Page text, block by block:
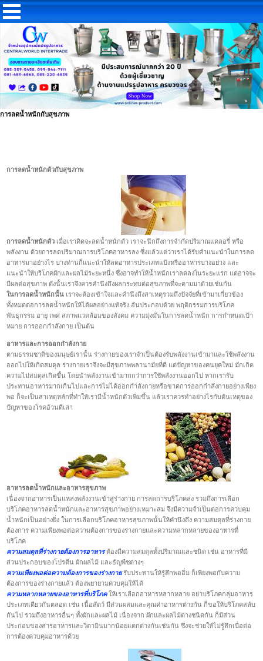
การลดน้ำหนักกับสุขภาพ
การลดน้ำหนักตัวกับสุขภาพ
การลดน้ำหนักตัว เมื่อเราคิดจะลดน้ำหนักตัว เราจะนึกถึงการจำกัดปริมาณแคลอรี่ หรือ
พลังงาน ด้วยการลดปริมาณการบริโภคอาหารลง ซึ่งแล้วแต่ว่าเราได้รับคำแนะนำในการลด
อาหารมาอย่างไร บางท่านก็แนะนำให้ลดอาหารประเภทแป้งหรืออาหารบางอย่าง และ
แนะนำให้บริโภคผักและผลไม้ระยะหนึ่ง ซึ่งอาจทำให้น้ำหนักเราลดลงในระยะแรก แต่อาจจะ
มีผลต่อสุขภาพ ดังนั้นเราจึงควรคำนึงถึงผลกระทบต่อสุขภาพที่จะตามมาด้วยเช่นกัน
ในการลดน้ำหนักนั้น เราจะต้องเข้าใจและคำนึงถึงสาเหตุรวมถึงปัจจัยที่เข้ามาเกี่ยวข้อง
ทั้งหมดต่อการลดน้ำหนักให้ได้ผลอย่างแท้จริง อันประกอบด้วย พฤติกรรมการบริโภค
พันธุกรรม อายุ เพศ สภาพแวดล้อมของสังคม ความมุ่งมั่นในการลดน้ำหนัก การกำหนดเป้า
หมาย การออกกำลังกาย เป็นต้น
อาหารและการออกกำลังกาย
ตามธรรมชาติของมนุษย์เรานั้น ร่างกายของเราจำเป็นต้องรับพลังงานเข้ามาและใช้พลังงาน
ออกไปให้เกิดสมดุล ร่างกายเราจึงจะมีสุขภาพพลานามัยที่ดี แต่ปัญหาของคนยุคใหม่ มักเกิด
ความไม่สมดุลเกิดขึ้น โดยนำพลังงานเข้ามากกว่าการใช้พลังงานออกไป หากเรารับ
ประทานอาหารมากเกินไปและการไม่ได้ออกกำลังกายหรือขาดการออกกำลังกายอย่างเพียง
พอ ก็จะเป็นสาเหตุหลักที่ทำให้เรามีน้ำหนักตัวเพิ่มขึ้น แล้วเราควรทำอย่างไรกับต้นเหตุของ
ปัญหาของโรคอ้วนดีเล่า
อาหารลดน้ำหนักและอาหารสุขภาพ
เนื่องจากอาหารเป็นแหล่งพลังงานเข้าสู่ร่างกาย การลดการบริโภคลง รวมถึงการเลือก
บริโภคอาหารลดน้ำหนักและอาหารสุขภาพอย่างเหมาะสม จึงมีความจำเป็นต่อการควบคุม
น้ำหนักเป็นอย่างยิ่ง ในการเลือกบริโภคอาหารสุขภาพนั้นให้คำนึงถึง ความสมดุลที่ร่างกาย
ต้องการ ความเพียงพอต่อความต้องการของร่างกายและความหลากหลายของอาหารที่
บริโภค
ความสมดุลที่ร่างกายต้องการอาหารต้องมีความสมดุลทั้งปริมาณและชนิด เช่น อาหารที่มี
ส่วนประกอบของโปรตีน ผักผลไม้ และธัญพืชต่างๆ
ความเพียงพอต่อความต้องการของร่างกายรับประทานให้รู้สึกพออิ่ม ก็เพียงพอกับความ
ต้องการของร่างกายแล้ว ต้องพยายามควบคุมให้ได้
ความหลากหลายของอาหารที่บริโภคให้เราเลือกอาหารหลากหลาย อย่าบริโภคกลุ่มอาหาร
ประเภทเดียวกันตลอด เช่น เนื้อสัตว์ มีส่วนผสมและคุณค่าอาหารต่างกัน ก็ขอให้บริโภคสลับ
กันไป รวมถึงอาหารอื่นๆ ทั้งผักและผลไม้ เนื่องจาก ผักและผลไม้ต่างชนิดกัน ก็มีส่วน
ประกอบของสารอาหารและวิตามินมากน้อยแตกต่างกันเช่นกัน ซึ่งจะช่วยให้ไม่รู้สึกเบื่อต่อ
การต้องควบคุมอาหารด้วย